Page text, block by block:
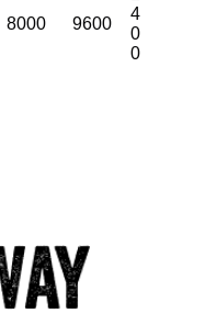
8000 9600
4
0
0